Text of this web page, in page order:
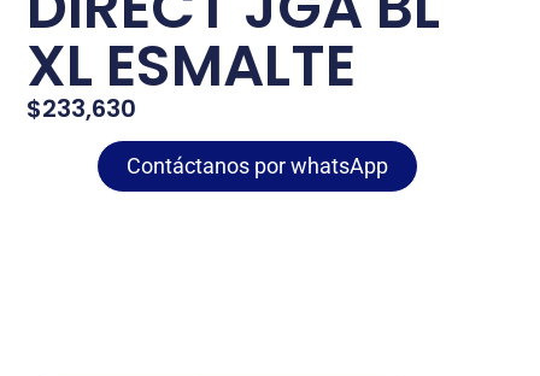
XL ESMALTE
$233,630
Contáctanos por whatsApp